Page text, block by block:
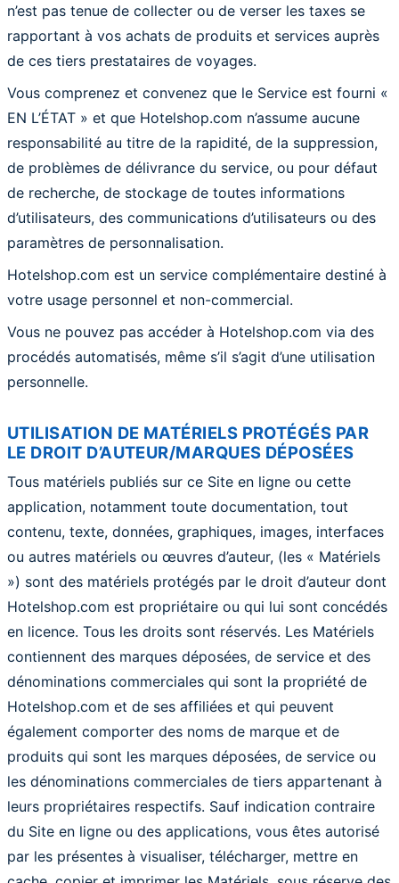
n’est pas tenue de collecter ou de verser les taxes se
rapportant à vos achats de produits et services auprès
de ces tiers prestataires de voyages.
Vous comprenez et convenez que le Service est fourni «
EN L’ÉTAT » et que Hotelshop.com n’assume aucune
responsabilité au titre de la rapidité, de la suppression,
de problèmes de délivrance du service, ou pour défaut
de recherche, de stockage de toutes informations
d’utilisateurs, des communications d’utilisateurs ou des
paramètres de personnalisation.
Hotelshop.com est un service complémentaire destiné à
votre usage personnel et non-commercial.
Vous ne pouvez pas accéder à Hotelshop.com via des
procédés automatisés, même s’il s’agit d’une utilisation
personnelle.
UTILISATION DE MATÉRIELS PROTÉGÉS PAR
LE DROIT D’AUTEUR/MARQUES DÉPOSÉES
Tous matériels publiés sur ce Site en ligne ou cette
application, notamment toute documentation, tout
contenu, texte, données, graphiques, images, interfaces
ou autres matériels ou œuvres d’auteur, (les « Matériels
») sont des matériels protégés par le droit d’auteur dont
Hotelshop.com est propriétaire ou qui lui sont concédés
en licence. Tous les droits sont réservés. Les Matériels
contiennent des marques déposées, de service et des
dénominations commerciales qui sont la propriété de
Hotelshop.com et de ses affiliées et qui peuvent
également comporter des noms de marque et de
produits qui sont les marques déposées, de service ou
les dénominations commerciales de tiers appartenant à
leurs propriétaires respectifs. Sauf indication contraire
du Site en ligne ou des applications, vous êtes autorisé
par les présentes à visualiser, télécharger, mettre en